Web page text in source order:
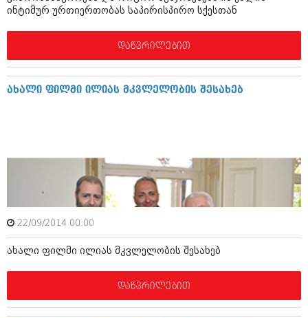
ბიზნესსიახლეები
გვარები
თემიდას სასწორი
იუმორი
კრიმინალი
რომანი და დეტექტივი
შოუბიზნესი
ისტორია
იუმორი
ჰოროსკოპი და შეუცნობელი
კრიმინალი
დაიჯესტი
ქალი და მამაკაცი
ისტორია
ანონსი
ინტიმურ ურთიერთობას საპირისპირო სქესთან
დაწვრილებით
ახალი ფილმი ილიას მკვლელობის შესახებ
22/09/2014 00:00
ახალი ფილმი ილიას მკვლელობის შესახებ
დაწვრილებით